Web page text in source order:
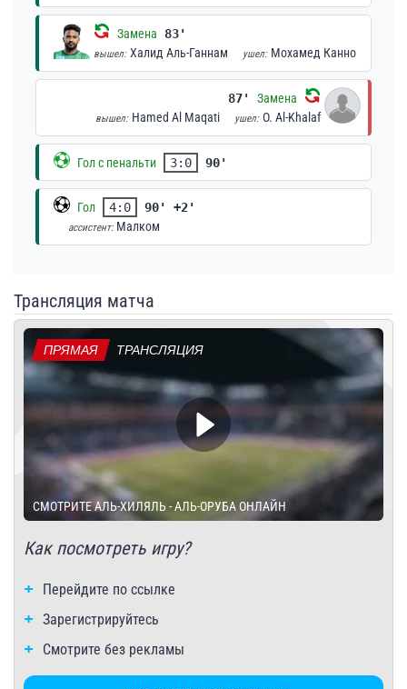
Замена 83'
вышел: Халид Аль-Ганнам ушел: Мохамед Канно
87' Замена
вышел: Hamed Al Maqati ушел: O. Al-Khalaf
Гол с пенальти 3:0 90'
Гол 4:0 90' +2'
ассистент: Малком
Трансляция матча
ПРЯМАЯ ТРАНСЛЯЦИЯ
СМОТРИТЕ АЛЬ-ХИЛЯЛЬ - АЛЬ-ОРУБА ОНЛАЙН
Как посмотреть игру?
Перейдите по ссылке
Зарегистрируйтесь
Смотрите без рекламы